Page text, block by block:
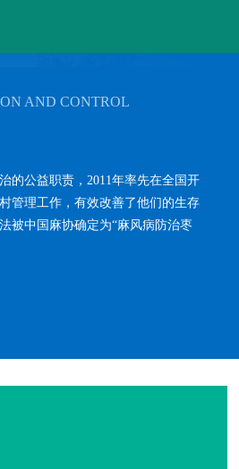
AND CONTROL
的公益职责，2011年率先在全国开
管理工作，有效改善了他们的生存
被中国麻协确定为“麻风病防治枣